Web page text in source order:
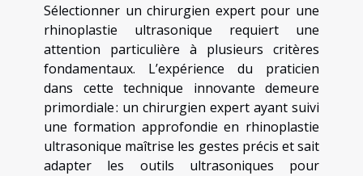
Sélectionner un chirurgien expert pour une
rhinoplastie ultrasonique requiert une
attention particulière à plusieurs critères
fondamentaux. L’expérience du praticien
dans cette technique innovante demeure
primordiale : un chirurgien expert ayant suivi
une formation approfondie en rhinoplastie
ultrasonique maîtrise les gestes précis et sait
adapter les outils ultrasoniques pour